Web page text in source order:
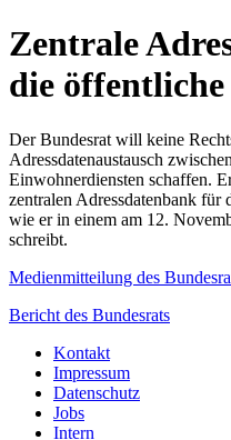
Zentrale
die
Der Bundesrat will keine
Adressdatenaustausch
Einwohnerdiensten schaffen.
zentralen Adressdatenbank
wie er in einem am 12.
schreibt.
Medienmitteilung des
Bericht des Bundesrats
Kontakt
Impressum
Datenschutz
Jobs
Intern